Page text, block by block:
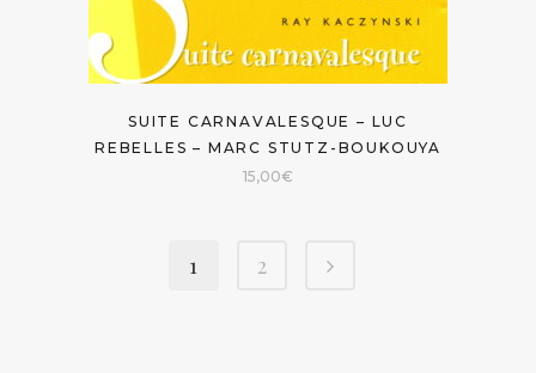
SUITE CARNAVALESQUE – LUC
REBELLES – MARC STUTZ-BOUKOUYA
15,00€
1 2